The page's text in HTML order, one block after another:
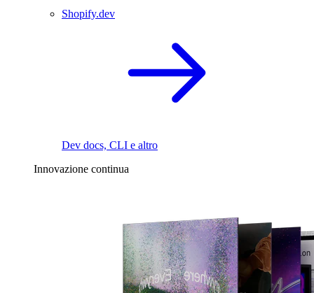
Shopify.dev
Dev docs, CLI e altro
Innovazione continua